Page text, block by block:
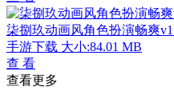
柒捌玖动画风角色扮演畅爽
手游下载 大小:84.01 MB
查 看
查看更多